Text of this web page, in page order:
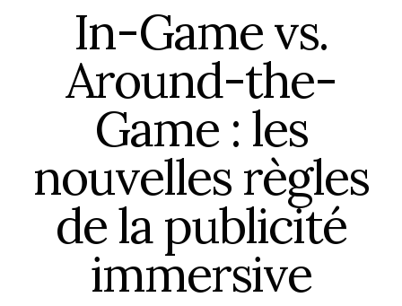
In-Game vs.
Around-the-
Game : les
nouvelles règles
de la publicité
immersive